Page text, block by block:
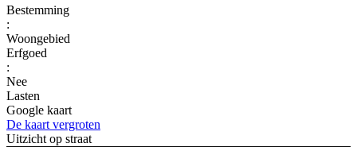
Bestemming
:
Woongebied
Erfgoed
:
Nee
Lasten
Google kaart
De kaart vergroten
Uitzicht op straat